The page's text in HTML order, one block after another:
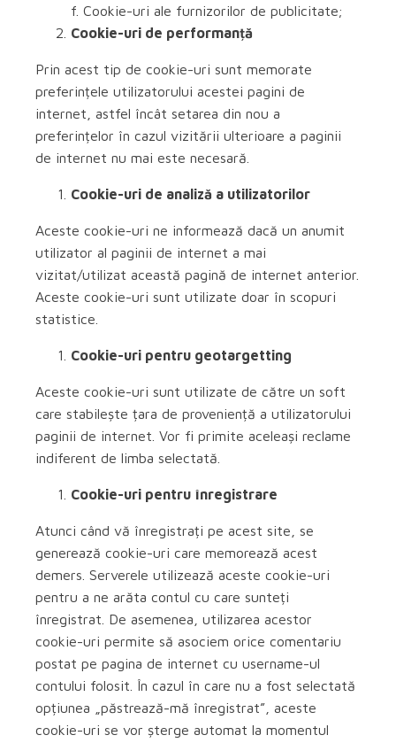
f. Cookie-uri ale furnizorilor de publicitate;
Cookie-uri de performanță
Prin acest tip de cookie-uri sunt memorate
preferințele utilizatorului acestei pagini de
internet, astfel încât setarea din nou a
preferințelor în cazul vizitării ulterioare a paginii
de internet nu mai este necesară.
Cookie-uri de analiză a utilizatorilor
Aceste cookie-uri ne informează dacă un anumit
utilizator al paginii de internet a mai
vizitat/utilizat această pagină de internet anterior.
Aceste cookie-uri sunt utilizate doar în scopuri
statistice.
Cookie-uri pentru geotargetting
Aceste cookie-uri sunt utilizate de către un soft
care stabilește țara de proveniență a utilizatorului
paginii de internet. Vor fi primite aceleași reclame
indiferent de limba selectată.
Cookie-uri pentru înregistrare
Atunci când vă înregistrați pe acest site, se
generează cookie-uri care memorează acest
demers. Serverele utilizează aceste cookie-uri
pentru a ne arăta contul cu care sunteți
înregistrat. De asemenea, utilizarea acestor
cookie-uri permite să asociem orice comentariu
postat pe pagina de internet cu username-ul
contului folosit. În cazul în care nu a fost selectată
opțiunea „păstrează-mă înregistrat”, aceste
cookie-uri se vor șterge automat la momentul